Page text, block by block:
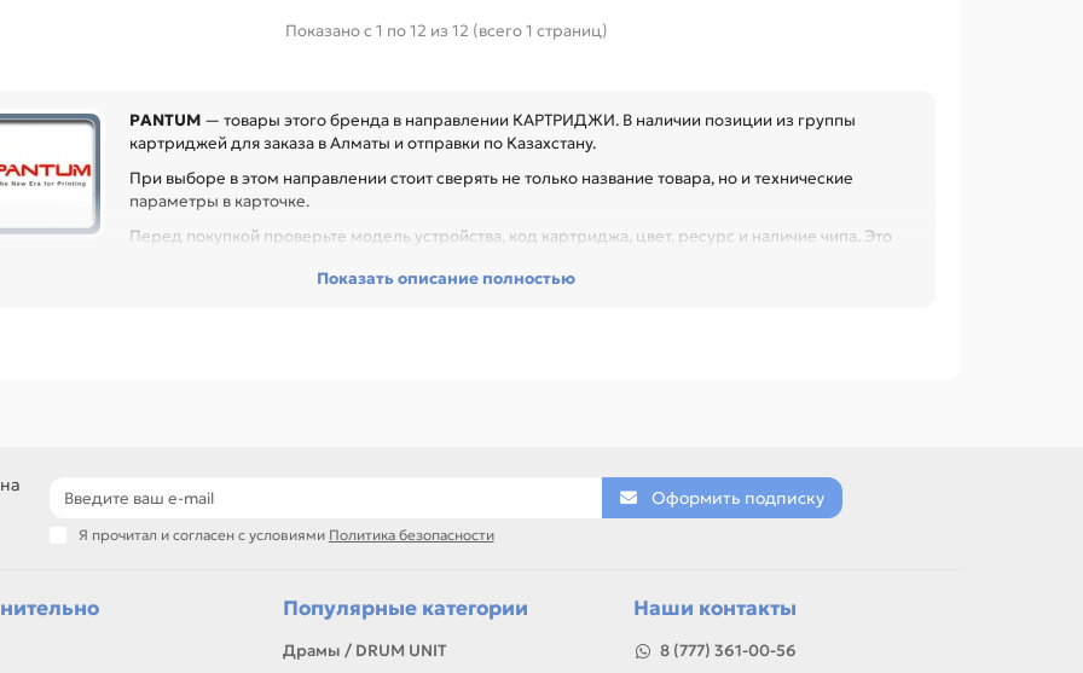
Показано с 1 по 12 из 12 (всего 1 страниц)
PANTUM — товары этого бренда в направлении КАРТРИДЖИ. В наличии позиции из группы
картриджей для заказа в Алматы и отправки по Казахстану.
При выборе в этом направлении стоит сверять не только название товара, но и технические
параметры в карточке.
Перед покупкой проверьте модель устройства, код картриджа, цвет, ресурс и наличие чипа. Это
подбор по модели принтера и коду картриджа
сравнение ресурса, цвета и типа поставки
позиции для офисной печати и сервисного запаса
параметры в карточке совпадают с вашей моделью или задачей, товар можно использовать для замены,
Показать описание полностью
Оформить подписку
Я прочитал и согласен с условиями Политика безопасности
Популярные категории
Драмы / DRUM UNIT
Наши контакты
8 (777) 361-00-56